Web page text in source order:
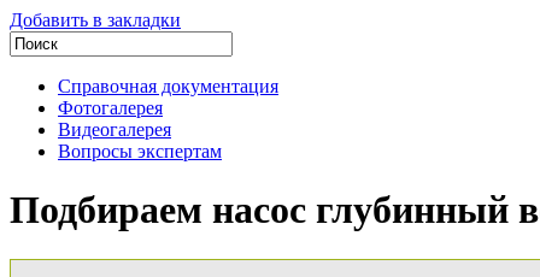
Добавить в закладки
Справочная документация
Фотогалерея
Видеогалерея
Вопросы экспертам
Подбираем насос глубинный